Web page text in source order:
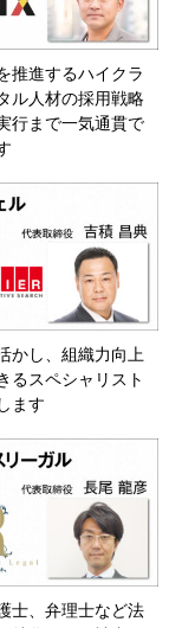
推進するハイクラ
ル人材の採用戦略
行まで一気通貫で
かし、組織力向上
るスペシャリスト
ます
士、弁理士など法